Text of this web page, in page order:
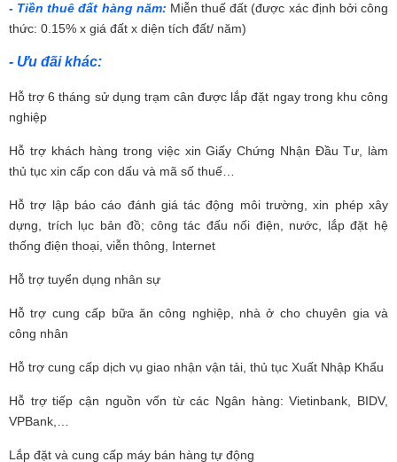
- Tiền thuê đất hàng năm: Miễn thuế đất (được xác định bởi công
thức: 0.15% x giá đất x diện tích đất/ năm)
- Ưu đãi khác:
Hỗ trợ 6 tháng sử dụng trạm cân được lắp đặt ngay trong khu công
nghiệp
Hỗ trợ khách hàng trong việc xin Giấy Chứng Nhận Đầu Tư, làm
thủ tục xin cấp con dấu và mã số thuế…
Hỗ trợ lập báo cáo đánh giá tác động môi trường, xin phép xây
dựng, trích lục bản đồ; công tác đấu nối điện, nước, lắp đặt hệ
thống điện thoại, viễn thông, Internet
Hỗ trợ tuyển dụng nhân sự
Hỗ trợ cung cấp bữa ăn công nghiệp, nhà ở cho chuyên gia và
công nhân
Hỗ trợ cung cấp dịch vụ giao nhận vận tải, thủ tục Xuất Nhập Khẩu
Hỗ trợ tiếp cận nguồn vốn từ các Ngân hàng: Vietinbank, BIDV,
VPBank,…
Lắp đặt và cung cấp máy bán hàng tự động